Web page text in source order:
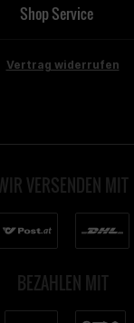
Shop Service
Vertrag widerrufen
VERSENDEN MIT
BEZAHLEN MIT